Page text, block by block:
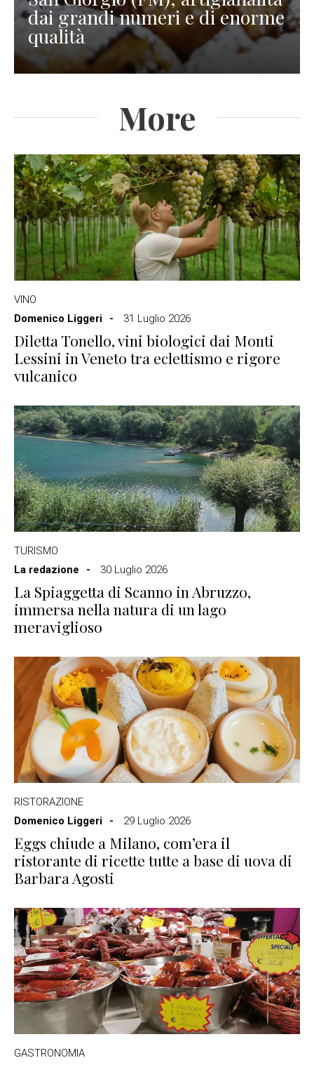
dai grandi numeri e di enorme
qualità
More
VINO
Domenico Liggeri
31 Luglio 2026
Diletta Tonello, vini biologici dai Monti
Lessini in Veneto tra eclettismo e rigore
vulcanico
TURISMO
La redazione
30 Luglio 2026
La Spiaggetta di Scanno in Abruzzo,
immersa nella natura di un lago
meraviglioso
RISTORAZIONE
Domenico Liggeri
29 Luglio 2026
Eggs chiude a Milano, com’era il
ristorante di ricette tutte a base di uova di
Barbara Agosti
GASTRONOMIA